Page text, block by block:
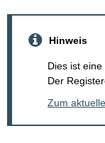
Hinweis
Dies ist
Der
Zum